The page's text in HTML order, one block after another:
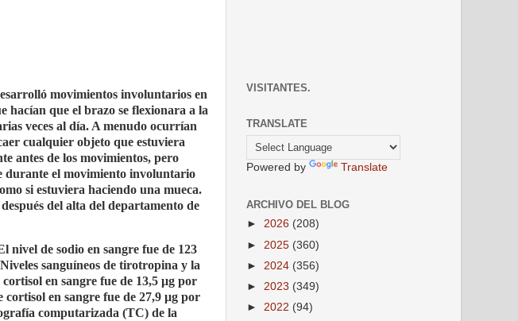
movimientos involuntarios en
hacían que el brazo se flexionara a la
veces al día. A menudo ocurrían
cualquier objeto que estuviera
antes de los movimientos, pero
durante el movimiento involuntario
si estuviera haciendo una mueca.
del alta del departamento de
nivel de sodio en sangre fue de 123
sanguíneos de tirotropina y la
en sangre fue de 13,5 μg por
en sangre fue de 27,9 μg por
computarizada (TC) de la
VISITANTES.
TRANSLATE
Powered by Translate
ARCHIVO DEL BLOG
► 2026 (208)
► 2025 (360)
► 2024 (356)
► 2023 (349)
► 2022 (94)